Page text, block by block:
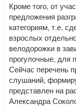
Кроме того, от
предложения
категориям, т.е.
взрослых
велодорожки в
прогулочные, для
Сейчас перечень
слушаний,
представлен на
Александра